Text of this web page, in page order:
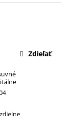
Zdieľať